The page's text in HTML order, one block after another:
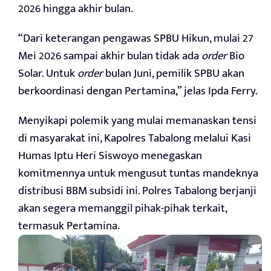
2026 hingga akhir bulan.
“Dari keterangan pengawas SPBU Hikun, mulai 27
Mei 2026 sampai akhir bulan tidak adaorderBio
Solar. Untukorderbulan Juni, pemilik SPBU akan
berkoordinasi dengan Pertamina,” jelas Ipda Ferry.
Menyikapi polemik yang mulai memanaskan tensi
di masyarakat ini, Kapolres Tabalong melalui Kasi
Humas Iptu Heri Siswoyo menegaskan
komitmennya untuk mengusut tuntas mandeknya
distribusi BBM subsidi ini. Polres Tabalong berjanji
akan segera memanggil pihak-pihak terkait,
termasuk Pertamina.